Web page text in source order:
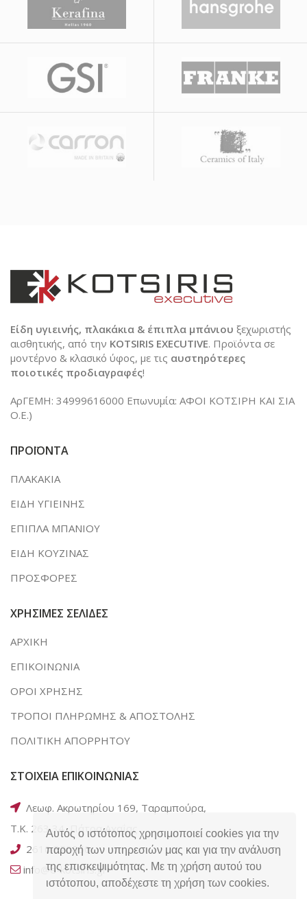
Αυτός ο ιστότοπος χρησιμοποιεί cookies για την
παροχή των υπηρεσιών μας και για την ανάλυση
της επισκεψιμότητας. Με τη χρήση αυτού του
ιστότοπου, αποδέχεστε τη χρήση των cookies.
Είδη υγιεινής, πλακάκια & έπιπλα μπάνιου ξεχωριστής
αισθητικής, από την KOTSIRIS EXECUTIVE. Προϊόντα σε
μοντέρνο & κλασικό ύφος, με τις αυστηρότερες
ποιοτικές προδιαγραφές!
ΑρΓΕΜΗ: 34999616000 Επωνυμία: ΑΦΟΙ ΚΟΤΣΙΡΗ ΚΑΙ ΣΙΑ
Ο.Ε.)
ΠΡΟΪΟΝΤΑ
ΠΛΑΚΑΚΙΑ
ΕΙΔΗ ΥΓΙΕΙΝΗΣ
ΕΠΙΠΛΑ ΜΠΑΝΙΟΥ
ΕΙΔΗ ΚΟΥΖΙΝΑΣ
ΠΡΟΣΦΟΡΕΣ
ΧΡΗΣΙΜΕΣ ΣΕΛΙΔΕΣ
ΑΡΧΙΚΗ
ΕΠΙΚΟΙΝΩΝΙΑ
ΟΡΟΙ ΧΡΗΣΗΣ
ΤΡΟΠΟΙ ΠΛΗΡΩΜΗΣ & ΑΠΟΣΤΟΛΗΣ
ΠΟΛΙΤΙΚΗ ΑΠΟΡΡΗΤΟΥ
ΣΤΟΙΧΕΙΑ ΕΠΙΚΟΙΝΩΝΙΑΣ
Λεωφ. Ακρωτηρίου 169, Ταραμπούρα,
Τ.Κ. 263 34, Πάτρα Αχαΐας
2610 320050
info@e-kotsiris.gr